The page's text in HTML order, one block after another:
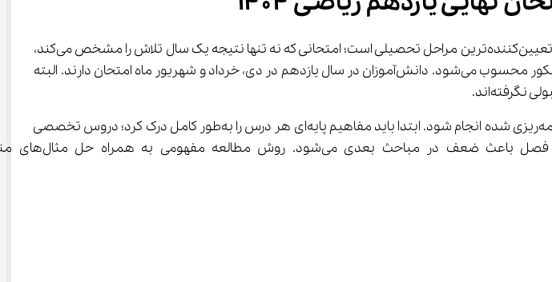
برای دانش‌آموزان پایه یازدهم رشته ریاضی یکی از مهم‌ترین و تعیین‌کننده‌ترین مراحل تحصیلی است؛ امتحانی که نه تنها نتیجه یک سال تلاش را مشخص می‌کند،
بلکه مقدمه‌ای بسیار مهم برای امتحانات نهایی دوازدهم و حتی عملکرد نهایی دانش‌آموز در کنکور محسوب می‌شود. دانش‌آموزان در سال یازدهم در دی، خرداد و شهریور ماه امتحان دارند. البته
برای موفقیت در امتحان نهایی یازدهم ریاضی ۱۴۰۴ لازم است مطالعه به شیوه‌ای هدفمند و برنامه‌ریزی شده انجام شود. ابتدا باید مفاهیم پایه‌ای هر درس را به‌طور کامل درک کرد؛ دروس تخصصی
مثل ریاضی، حسابان، هندسه و فیزیک مفاهیم زنجیره‌ای دارند و یادگیری ناقص